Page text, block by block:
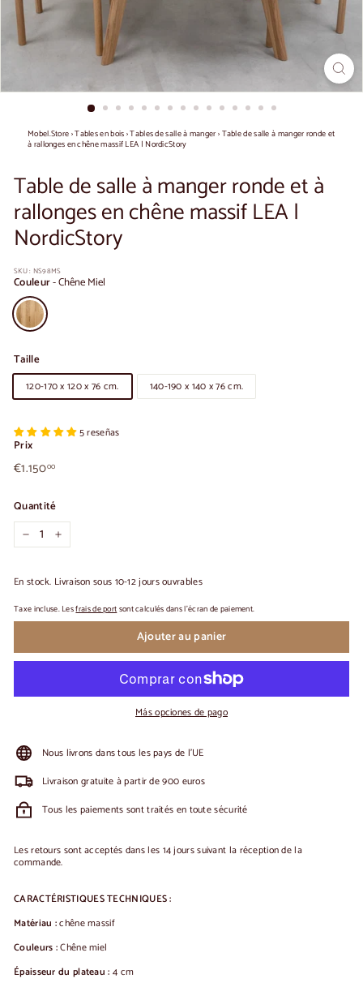
Mobel.Store›Tables en bois›Tables de salle à manger›Table de salle à manger ronde et
à rallonges en chêne massif LEA | NordicStory
Table de salle à manger ronde et à
rallonges en chêne massif LEA |
NordicStory
SKU : NS98MS
Couleur-Chêne Miel
Taille
120-170 x 120 x 76 cm. 140-190 x 140 x 76 cm.
5 reseñas
Prix
Prix
habituel
€1.15000€1.150,00
Quantité
+
En stock. Livraison sous 10-12 jours ouvrables
Taxe incluse. Lesfrais de portsont calculés dans l'écran de paiement.
Ajouter au panier
Más opciones de pago
Nous livrons dans tous les pays de l'UE
Livraison gratuite à partir de 900 euros
Tous les paiements sont traités en toute sécurité
Les retours sont acceptés dans les 14 jours suivant la réception de la
commande.
CARACTÉRISTIQUES TECHNIQUES :
Matériau :chêne massif
Couleurs :Chêne miel
Épaisseur du plateau : 4 cm